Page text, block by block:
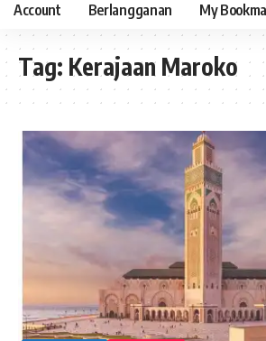
Account Berlangganan My
Tag: Kerajaan Maroko